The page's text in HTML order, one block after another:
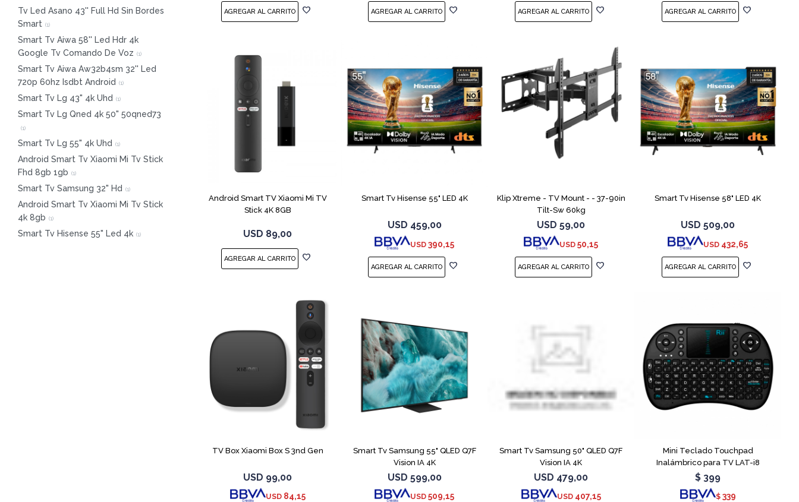
Android Smart TV Xiaomi Mi TV
Stick 4K 8GB
USD 89,00
Smart Tv Hisense 55" LED 4K
USD 459,00
USD 390,15
Klip Xtreme - TV Mount - - 37-90in
Tilt-Sw 60kg
USD 59,00
USD 50,15
Smart Tv Hisense 58" LED 4K
USD 509,00
USD 432,65
TV Box Xiaomi Box S 3nd Gen
USD 99,00
USD 84,15
Smart Tv Samsung 55" QLED Q7F
Vision IA 4K
USD 599,00
USD 509,15
Smart Tv Samsung 50" QLED Q7F
Vision IA 4K
USD 479,00
USD 407,15
Mini Teclado Touchpad
Inalámbrico para TV LAT-i8
$ 399
$ 339
Tv Led Asano 43'' Full Hd Sin Bordes
Smart (1)
Smart Tv Aiwa 58'' Led Hdr 4k
Google Tv Comando De Voz (1)
Smart Tv Aiwa Aw32b4sm 32'' Led
720p 60hz Isdbt Android
(1)
Smart Tv Lg 43" 4k Uhd (1)
Smart Tv Lg Qned 4k 50" 50qned73
(1)
Smart Tv Lg 55" 4k Uhd (1)
Android Smart Tv Xiaomi Mi Tv Stick
Fhd 8gb 1gb (1)
Smart Tv Samsung 32" Hd (1)
Android Smart Tv Xiaomi Mi Tv Stick
4k 8gb (1)
Smart Tv Hisense 55" Led 4k (1)